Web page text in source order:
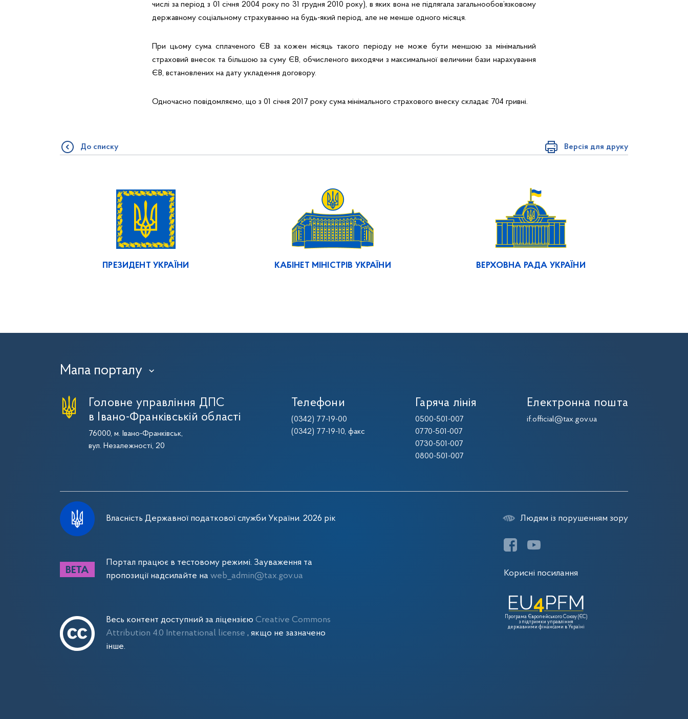
числі за період з 01 січня 2004 року по 31 грудня 2010 року), в яких вона не підлягала загальнообов’язковому
державному соціальному страхуванню на будь-який період, але не менше одного місяця.
При цьому сума сплаченого ЄВ за кожен місяць такого періоду не може бути меншою за мінімальний
страховий внесок та більшою за суму ЄВ, обчисленого виходячи з максимальної величини бази нарахування
ЄВ, встановлених на дату укладення договору.
Одночасно повідомляємо, що з 01 січня 2017 року сума мінімального страхового внеску складає 704 гривні.
Версія для друку
До списку
ПРЕЗИДЕНТ УКРАЇНИ КАБІНЕТ МІНІСТРІВ УКРАЇНИ ВЕРХОВНА РАДА УКРАЇНИ
Мапа порталу ›
Головне управління ДПС
в Івано-Франківській області
76000, м. Івано-Франківськ,
вул. Незалежності, 20
Телефони
(0342) 77-19-00
(0342) 77-19-10, факс
Гаряча лінія
0500-501-007
0770-501-007
0730-501-007
0800-501-007
Електронна пошта
if.official@tax.gov.ua
Власність Державної податкової служби України. 2026 рік
Портал працює в тестовому режимі. Зауваження та
пропозиції надсилайте на web_admin@tax.gov.ua
Весь контент доступний за ліцензією Creative Commons
Attribution 4.0 International license , якщо не зазначено
інше.
Людям із порушенням зору
Корисні посилання
Програма Європейського Союзу (ЄС)
з підтримки управління
державними фінансами в Україні